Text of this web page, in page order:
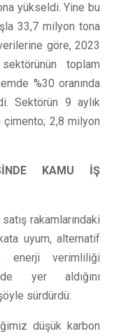
yükseldi. Yine bu
33,7 milyon tona
göre, 2023
toplam
%30 oranında
Sektörün 9 aylık
çimento; 2,8 milyon
KAMU İŞ
rakamlarındaki
uyum, alternatif
enerji verimliliği
yer aldığını
sürdürdü:
düşük karbon